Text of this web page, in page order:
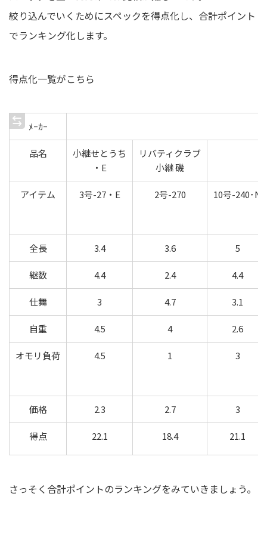
絞り込んでいくためにスペックを得点化し、合計ポイント
でランキング化します。
得点化一覧がこちら
ﾒｰｶｰ
品名
小継せとうち
・E
リバティクラブ
小継 磯
アイテム 3号-27・E 2号-270 10号-240･N
全長 3.4 3.6 5
継数 4.4 2.4 4.4
仕舞 3 4.7 3.1
自重 4.5 4 2.6
オモリ負荷 4.5 1 3
価格 2.3 2.7 3
得点 22.1 18.4 21.1
さっそく合計ポイントのランキングをみていきましょう。